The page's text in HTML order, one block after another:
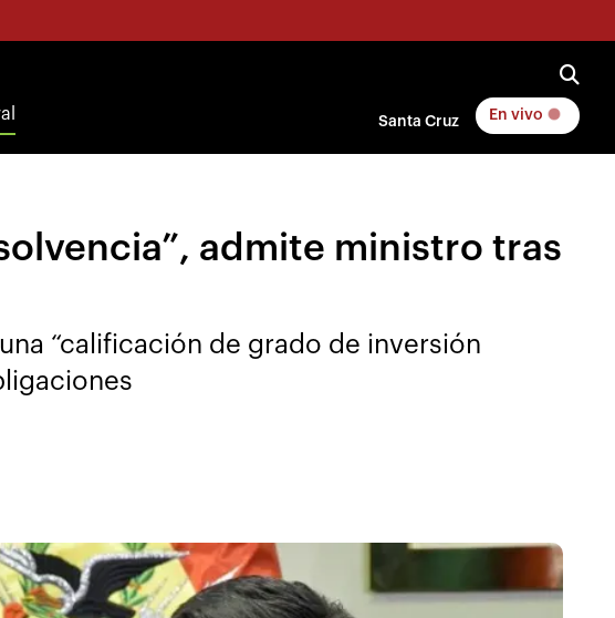
Santa Cruz En vivo
admite ministro tras
“calificación de grado de inversión